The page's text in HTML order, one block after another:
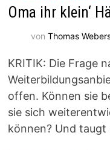
Oma ihr klein‘
vonThomas
KRITIK: Die Frage
offen. Können sie
sie sich
können? Und taugt